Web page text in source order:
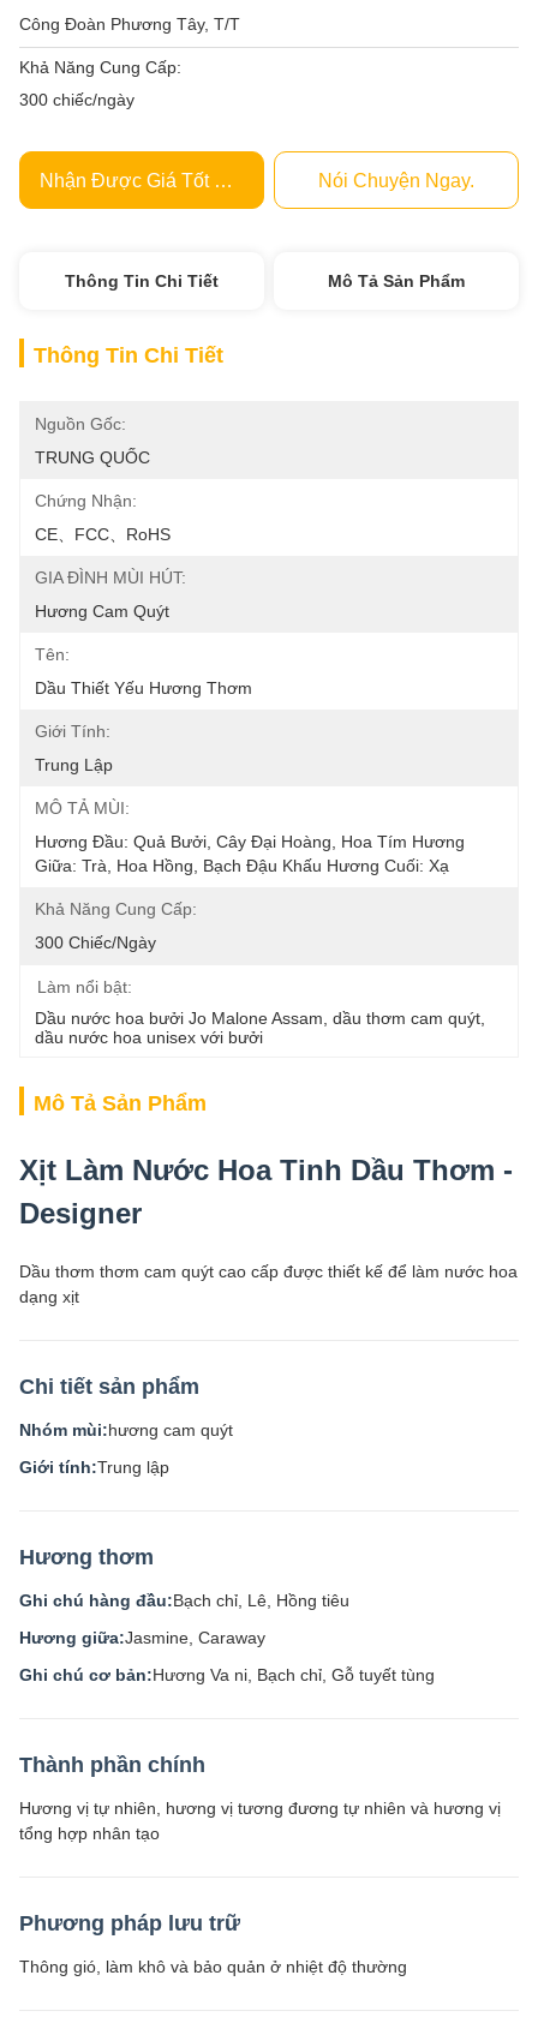
Công Đoàn Phương Tây, T/T
Khả Năng Cung Cấp:
300 chiếc/ngày
Nhận Được Giá Tốt Nhất Nói Chuyện Ngay.
Thông Tin Chi Tiết Mô Tả Sản Phẩm
Thông Tin Chi Tiết
Nguồn Gốc:
TRUNG QUỐC
Chứng Nhận:
CE、FCC、RoHS
GIA ĐÌNH MÙI HÚT:
Hương Cam Quýt
Tên:
Dầu Thiết Yếu Hương Thơm
Giới Tính:
Trung Lập
MÔ TẢ MÙI:
Hương Đầu: Quả Bưởi, Cây Đại Hoàng, Hoa Tím Hương
Giữa: Trà, Hoa Hồng, Bạch Đậu Khấu Hương Cuối: Xạ
Khả Năng Cung Cấp:
300 Chiếc/ngày
Làm nổi bật:
Dầu nước hoa bưởi Jo Malone Assam dầu thơm cam quýt
dầu nước hoa unisex với bưởi
Mô Tả Sản Phẩm
Xịt Làm Nước Hoa Tinh Dầu Thơm -
Designer
Dầu thơm thơm cam quýt cao cấp được thiết kế để làm nước hoa
dạng xịt
Chi tiết sản phẩm
Nhóm mùi:hương cam quýt
Giới tính:Trung lập
Hương thơm
Ghi chú hàng đầu:Bạch chỉ, Lê, Hồng tiêu
Hương giữa:Jasmine, Caraway
Ghi chú cơ bản:Hương Va ni, Bạch chỉ, Gỗ tuyết tùng
Thành phần chính
Hương vị tự nhiên, hương vị tương đương tự nhiên và hương vị
tổng hợp nhân tạo
Phương pháp lưu trữ
Thông gió, làm khô và bảo quản ở nhiệt độ thường